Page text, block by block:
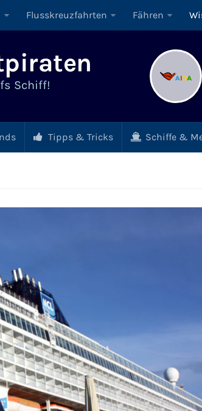
Flusskreuzfahrten Fähren
Schiff!
Tipps & Tricks Schiffe &